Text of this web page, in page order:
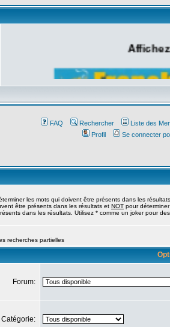
FAQ Rechercher
Liste des
Profil
Se connecter
les mots qui doivent être présents dans les
être présents dans les résultats et NOT pour
dans les résultats. Utilisez * comme un joker pour des
recherches partielles
Forum:
Catégorie: